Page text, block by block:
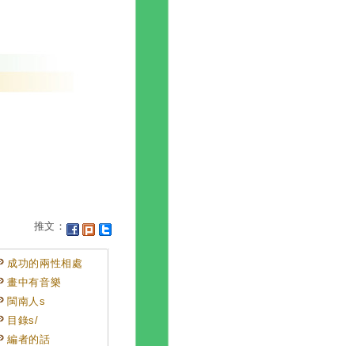
推文：
成功的兩性相處
畫中有音樂
閩南人s
目錄s/
編者的話